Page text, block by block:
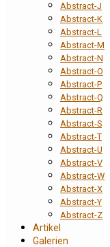
Abstract-J
Abstract-K
Abstract-L
Abstract-M
Abstract-N
Abstract-O
Abstract-P
Abstract-Q
Abstract-R
Abstract-S
Abstract-T
Abstract-U
Abstract-V
Abstract-W
Abstract-X
Abstract-Y
Abstract-Z
Artikel
Galerien